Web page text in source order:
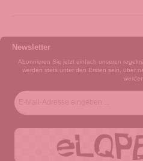
Newsletter
Abonnieren Sie jetzt einfach unseren
werden stets unter den Ersten sein, über
werden.